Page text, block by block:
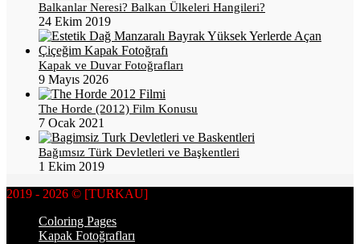
Balkanlar Neresi? Balkan Ülkeleri Hangileri?
24 Ekim 2019
Kapak ve Duvar Fotoğrafları
9 Mayıs 2026
The Horde (2012) Film Konusu
7 Ocak 2021
Bağımsız Türk Devletleri ve Başkentleri
1 Ekim 2019
2019 - 2026 © [TURKAU]
Coloring Pages
Kapak Fotoğrafları